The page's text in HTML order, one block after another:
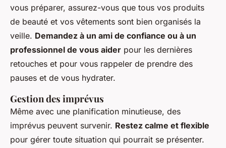
vous préparer, assurez-vous que tous vos produits
de beauté et vos vêtements sont bien organisés la
veille. Demandez à un ami de confiance ou à un
professionnel de vous aider pour les dernières
retouches et pour vous rappeler de prendre des
pauses et de vous hydrater.
Gestion des imprévus
Même avec une planification minutieuse, des
imprévus peuvent survenir. Restez calme et flexible
pour gérer toute situation qui pourrait se présenter.